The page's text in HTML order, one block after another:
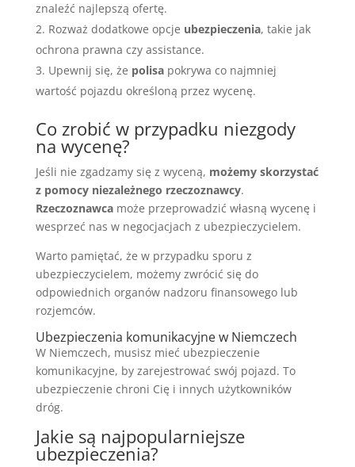
znaleźć najlepszą ofertę.
Rozważ dodatkowe opcje ubezpieczenia, takie jak
ochrona prawna czy assistance.
Upewnij się, że polisapokrywa co najmniej
wartość pojazdu określoną przez wycenę.
Co zrobić w przypadku niezgody
na wycenę?
Jeśli nie zgadzamy się z wyceną, możemy skorzystać
z pomocy niezależnego rzeczoznawcy.
Rzeczoznawcamoże przeprowadzić własną wycenę i
wesprzeć nas w negocjacjach z ubezpieczycielem.
Warto pamiętać, że w przypadku sporu z
ubezpieczycielem, możemy zwrócić się do
odpowiednich organów nadzoru finansowego lub
rozjemców.
Ubezpieczenia komunikacyjne w Niemczech
W Niemczech, musisz mieć ubezpieczenie
komunikacyjne, by zarejestrować swój pojazd. To
ubezpieczenie chroni Cię i innych użytkowników
dróg.
Jakie są najpopularniejsze
ubezpieczenia?